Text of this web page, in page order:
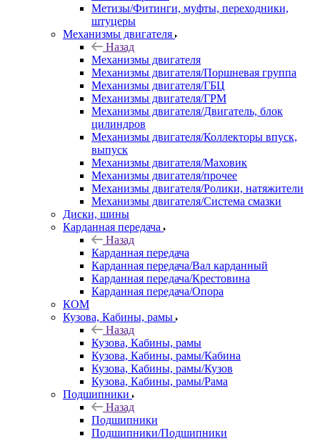
Метизы/Фитинги, муфты, переходники,
штуцеры
Механизмы двигателя
Назад
Механизмы двигателя
Механизмы двигателя/Поршневая группа
Механизмы двигателя/ГБЦ
Механизмы двигателя/ГРМ
Механизмы двигателя/Двигатель, блок
цилиндров
Механизмы двигателя/Коллекторы впуск,
выпуск
Механизмы двигателя/Маховик
Механизмы двигателя/прочее
Механизмы двигателя/Ролики, натяжители
Механизмы двигателя/Система смазки
Диски, шины
Карданная передача
Назад
Карданная передача
Карданная передача/Вал карданный
Карданная передача/Крестовина
Карданная передача/Опора
КОМ
Кузова, Кабины, рамы
Назад
Кузова, Кабины, рамы
Кузова, Кабины, рамы/Кабина
Кузова, Кабины, рамы/Кузов
Кузова, Кабины, рамы/Рама
Подшипники
Назад
Подшипники
Подшипники/Подшипники